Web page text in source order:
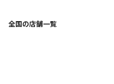
全国の店舗一覧